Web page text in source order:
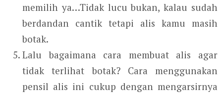
memilih ya…Tidak lucu bukan, kalau sudah
berdandan cantik tetapi alis kamu masih
botak.
Lalu bagaimana cara membuat alis agar
tidak terlihat botak? Cara menggunakan
pensil alis ini cukup dengan mengarsirnya